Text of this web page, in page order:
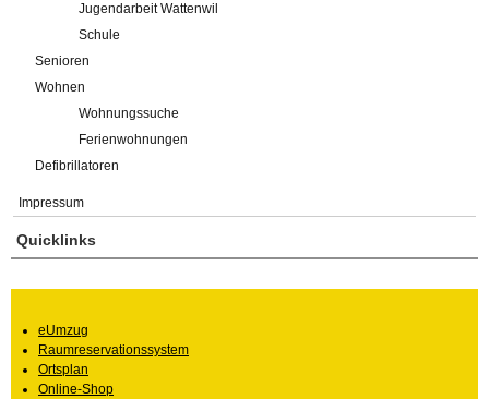
Jugendarbeit Wattenwil
Schule
Senioren
Wohnen
Wohnungssuche
Ferienwohnungen
Defibrillatoren
Impressum
Quicklinks
eUmzug
Raumreservationssystem
Ortsplan
Online-Shop